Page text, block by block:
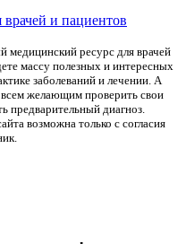
ресурс для врачей
массу полезных и интересных
заболеваний и лечении. А
желающим проверить свои
предварительный диагноз.
возможна только с согласия